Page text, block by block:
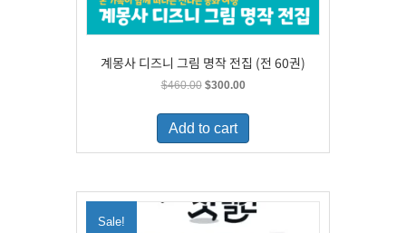
계몽사 디즈니 그림 명작 전집 (전 60권)
$460.00 Original
was:
$460.00.
$300.00Current
is:
Add to cart
Sale!